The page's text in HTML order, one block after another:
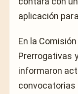
aplicación
En la
Prerrogativas
informaron
convocatorias